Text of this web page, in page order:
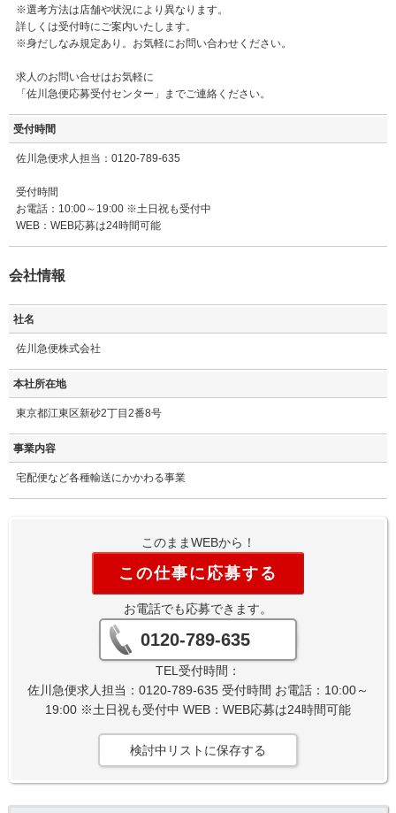
※選考方法は店舗や状況により異なります。
詳しくは受付時にご案内いたします。
※身だしなみ規定あり。お気軽にお問い合わせください。
求人のお問い合せはお気軽に
「佐川急便応募受付センター」までご連絡ください。
受付時間
佐川急便求人担当：0120-789-635
受付時間
お電話：10:00～19:00 ※土日祝も受付中
WEB：WEB応募は24時間可能
会社情報
社名
佐川急便株式会社
本社所在地
東京都江東区新砂2丁目2番8号
事業内容
宅配便など各種輸送にかかわる事業
このままWEBから！
この仕事に応募する
お電話でも応募できます。
0120-789-635
TEL受付時間：
佐川急便求人担当：0120-789-635 受付時間 お電話：10:00～
19:00 ※土日祝も受付中 WEB：WEB応募は24時間可能
検討中リストに保存する